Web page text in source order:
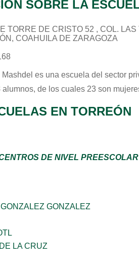
SOBRE LA
TORRE DE CRISTO 52 , COL. LAS
COAHUILA DE ZARAGOZA
es una escuela del sector
alumnos, de los cuales 23 son
EN TORREÓN
DE NIVEL PREESCOLAR
GONZALEZ
LA CRUZ